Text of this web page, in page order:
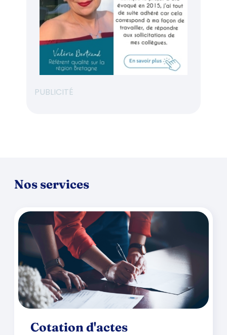
PUBLICITÉ
Nos services
Cotation d'actes